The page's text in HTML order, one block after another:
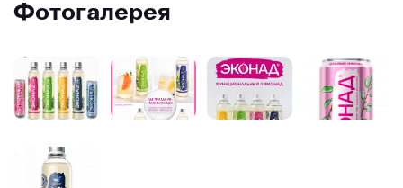
Фотогалерея